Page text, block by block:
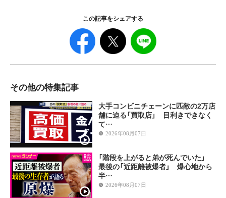
この記事をシェアする
その他の特集記事
大手コンビニチェーンに匹敵の2万店
舗に迫る「買取店」 目利きできなく
て…
2026年08月07日
「階段を上がると弟が死んでいた」
最後の「近距離被爆者」 爆心地から
半…
2026年08月07日